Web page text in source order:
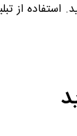
استفاده از